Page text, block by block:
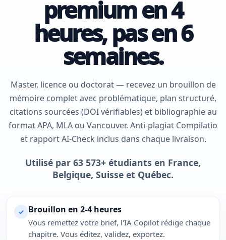
premium en 4
heures, pas en 6
semaines.
Master, licence ou doctorat — recevez un brouillon de
mémoire complet avec problématique, plan structuré,
citations sourcées (DOI vérifiables) et bibliographie au
format APA, MLA ou Vancouver. Anti-plagiat Compilatio
et rapport AI-Check inclus dans chaque livraison.
Utilisé par 63 573+ étudiants en France,
Belgique, Suisse et Québec.
✓ Brouillon en 2-4 heures
Vous remettez votre brief, l'IA Copilot rédige chaque
chapitre. Vous éditez, validez, exportez.